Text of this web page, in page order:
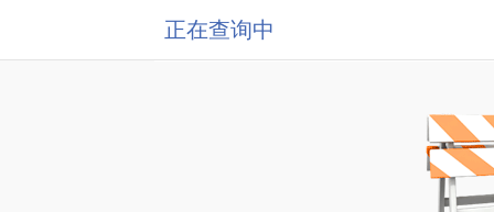
正在查询中